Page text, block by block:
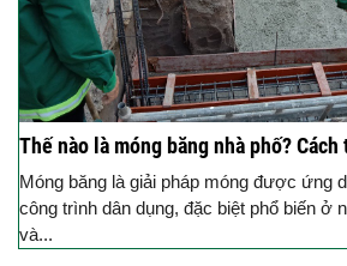
Thế nào là móng băng nhà phố?
Móng băng là giải pháp móng được ứng
công trình dân dụng, đặc biệt phổ biến ở
và...